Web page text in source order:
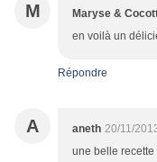
M Maryse &
en voilà un
Répondre
A aneth 20/11/
une belle recette